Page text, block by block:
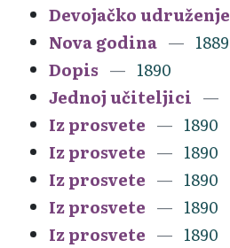
Devojačko udruženje
Nova godina
1889
Dopis
1890
Jednoj učiteljici
Iz prosvete
1890
Iz prosvete
1890
Iz prosvete
1890
Iz prosvete
1890
Iz prosvete
1890